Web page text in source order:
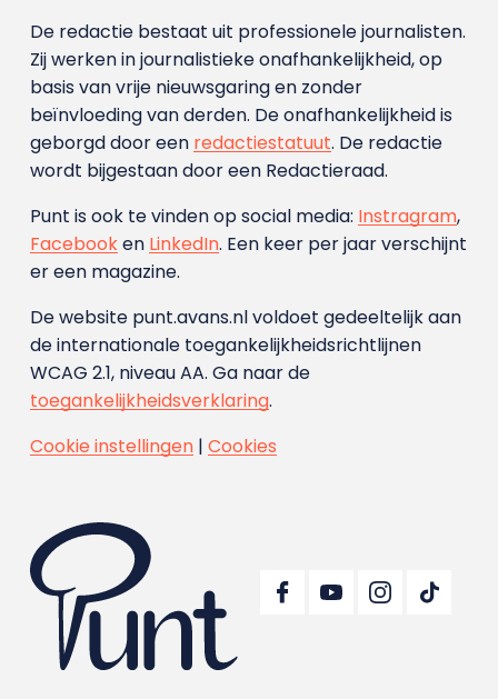
De redactie bestaat uit professionele journalisten.
Zij werken in journalistieke onafhankelijkheid, op
basis van vrije nieuwsgaring en zonder
beïnvloeding van derden. De onafhankelijkheid is
geborgd door een redactiestatuut. De redactie
wordt bijgestaan door een Redactieraad.
Punt is ook te vinden op social media: Instragram,
Facebooken LinkedIn. Een keer per jaar verschijnt
er een magazine.
De website punt.avans.nl voldoet gedeeltelijk aan
de internationale toegankelijkheidsrichtlijnen
WCAG 2.1, niveau AA. Ga naar de
toegankelijkheidsverklaring.
Cookie instellingen| Cookies